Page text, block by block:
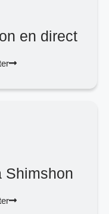
en direct
Shimshon